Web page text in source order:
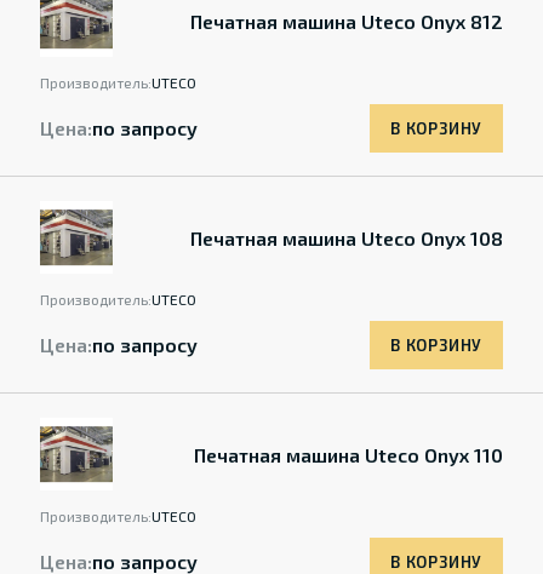
Печатная машина Uteco Onyx 812
Производитель:UTECO
Цена:по запросу В КОРЗИНУ
Печатная машина Uteco Onyx 108
Производитель:UTECO
Цена:по запросу В КОРЗИНУ
Печатная машина Uteco Onyx 110
Производитель:UTECO
Цена:по запросу В КОРЗИНУ